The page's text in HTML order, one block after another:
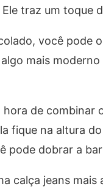
traz um toque
você
mais
de combinar
fique na altura
pode dobrar a
calça jeans